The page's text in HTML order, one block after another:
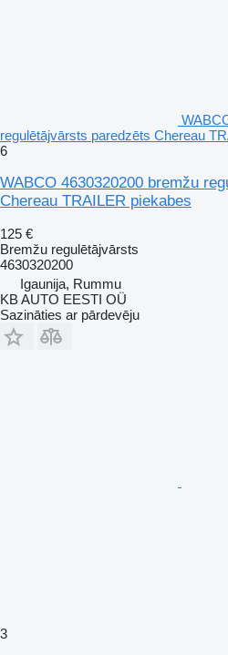
regulētājvārsts paredzēts Chereau
6
WABCO 4630320200 bremžu
Chereau TRAILER piekabes
125 €
Bremžu regulētājvārsts
4630320200
Igaunija, Rummu
KB AUTO EESTI OÜ
Sazināties ar pārdevēju
3